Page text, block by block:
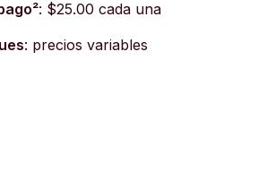
: $25.00 cada una
: precios variables